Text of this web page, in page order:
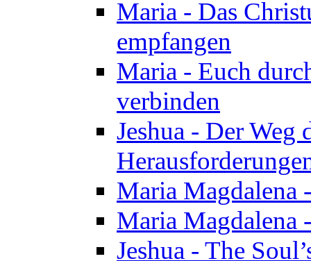
Maria - Das
empfangen
Maria - Euch
verbinden
Jeshua - Der Weg
Maria Magdalena
Maria Magdalena
Jeshua - The